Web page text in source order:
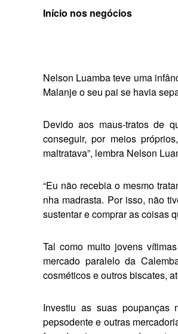
Início nos negócios
Nelson Luamba teve uma
Malanje o seu pai se havia
Devido aos maus-tratos de
conseguir, por meios
maltratava”, lembra Nel­son
“Eu não recebia o mesmo
nha madrasta. Por isso, não
sustentar e comprar as coisas
Tal como muito jovens
mercado paralelo da
cosméticos e outros bisca­tes,
Investiu as suas poupanças
pepsodente e outras